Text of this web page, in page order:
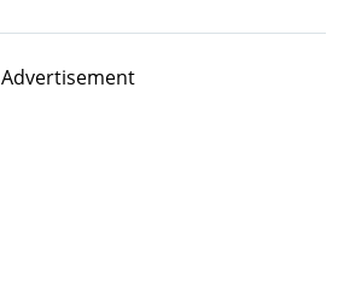
Advertisement